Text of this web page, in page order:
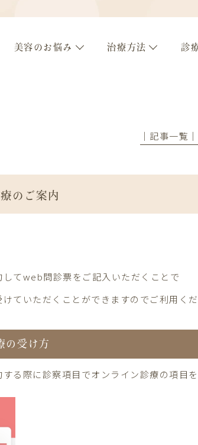
美容のお悩み 治療方法 診
│記事一覧│
のご案内
してweb問診票をご記入いただくことで
ていただくことができますのでご利用くだ
の受け方
る際に診察項目でオンライン診療の項目を